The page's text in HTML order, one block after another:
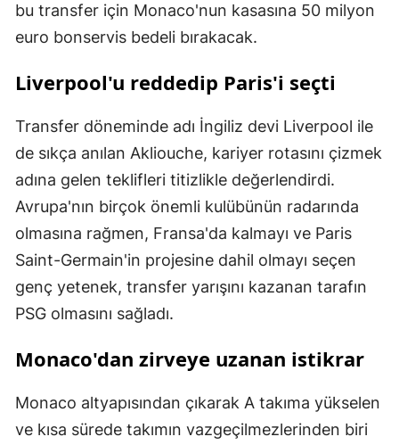
bu transfer için Monaco'nun kasasına 50 milyon
euro bonservis bedeli bırakacak.
Liverpool'u reddedip Paris'i seçti
Transfer döneminde adı İngiliz devi Liverpool ile
de sıkça anılan Akliouche, kariyer rotasını çizmek
adına gelen teklifleri titizlikle değerlendirdi.
Avrupa'nın birçok önemli kulübünün radarında
olmasına rağmen, Fransa'da kalmayı ve Paris
Saint-Germain'in projesine dahil olmayı seçen
genç yetenek, transfer yarışını kazanan tarafın
PSG olmasını sağladı.
Monaco'dan zirveye uzanan istikrar
Monaco altyapısından çıkarak A takıma yükselen
ve kısa sürede takımın vazgeçilmezlerinden biri